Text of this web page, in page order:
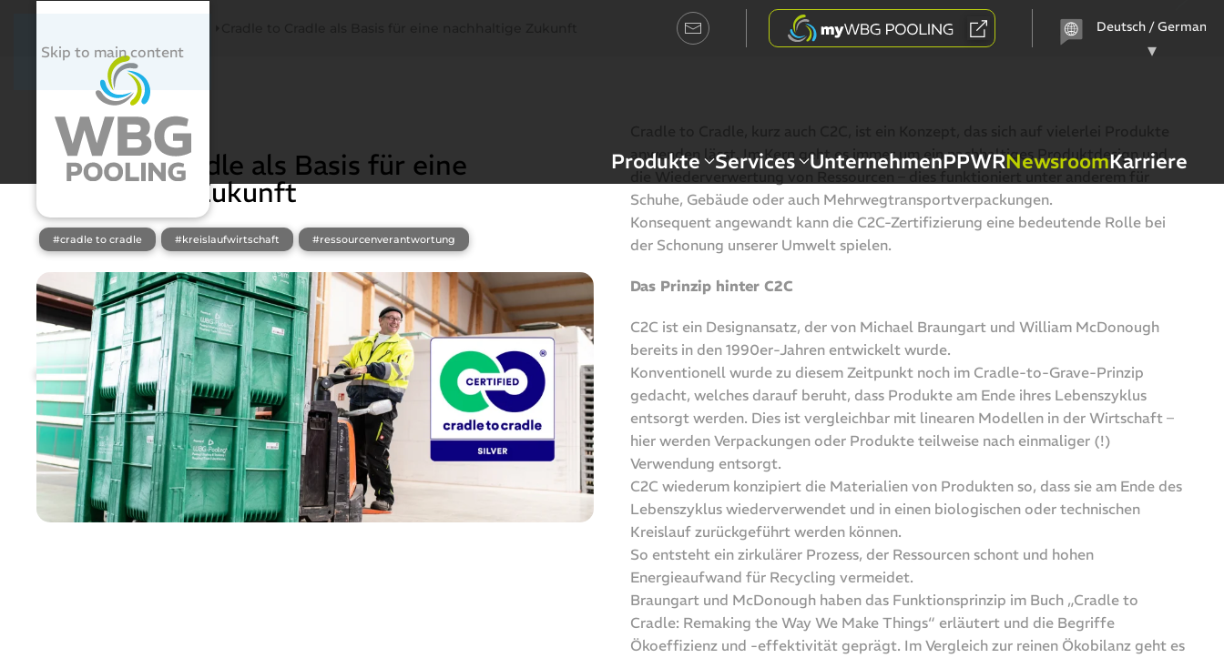
Skip to main content
Sprache
auswählen
Produkte Services UnternehmenPPWRNewsroomKarriere
Newsroom
27. November 2023
Cradle to Cradle als Basis für eine
nachhaltige Zukunft
#cradle to cradle #kreislaufwirtschaft #ressourcenverantwortung
anwenden lässt. Im Kern geht es immer um ein nachhaltiges Produktdesign und
Schuhe, Gebäude oder auch Mehrwegtransportverpackungen.
Konsequent angewandt kann die C2C-Zertifizierung eine bedeutende Rolle bei
der Schonung unserer Umwelt spielen.
Das Prinzip hinter C2C
C2C ist ein Designansatz, der von Michael Braungart und William McDonough
bereits in den 1990er-Jahren entwickelt wurde.
Konventionell wurde zu diesem Zeitpunkt noch im Cradle-to-Grave-Prinzip
gedacht, welches darauf beruht, dass Produkte am Ende ihres Lebenszyklus
entsorgt werden. Dies ist vergleichbar mit linearen Modellen in der Wirtschaft –
hier werden Verpackungen oder Produkte teilweise nach einmaliger (!)
Verwendung entsorgt.
C2C wiederum konzipiert die Materialien von Produkten so, dass sie am Ende des
Lebenszyklus wiederverwendet und in einen biologischen oder technischen
Kreislauf zurückgeführt werden können.
So entsteht ein zirkulärer Prozess, der Ressourcen schont und hohen
Energieaufwand für Recycling vermeidet.
Braungart und McDonough haben das Funktionsprinzip im Buch „Cradle to
Cradle: Remaking the Way We Make Things“ erläutert und die Begriffe
Ökoeffizienz und -effektivität geprägt. Im Vergleich zur reinen Ökobilanz geht es